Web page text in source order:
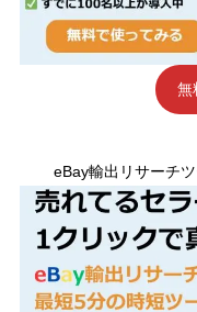
無
eBay輸出リサーチツ